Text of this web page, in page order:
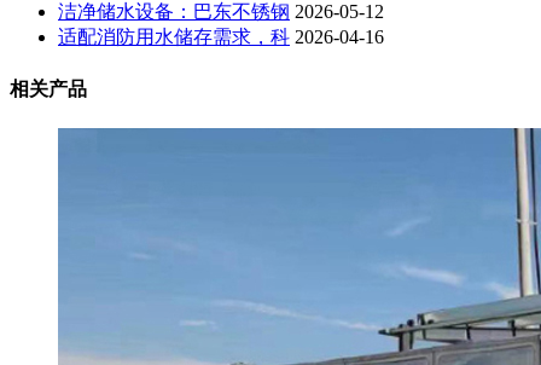
洁净储水设备：巴东不锈钢 2026-05-12
适配消防用水储存需求，科 2026-04-16
相关产品